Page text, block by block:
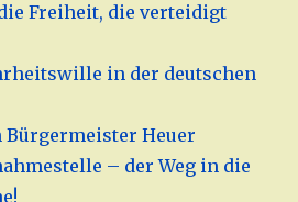
Freiheit, die verteidigt
in der deutschen
Bürgermeister Heuer
– der Weg in die